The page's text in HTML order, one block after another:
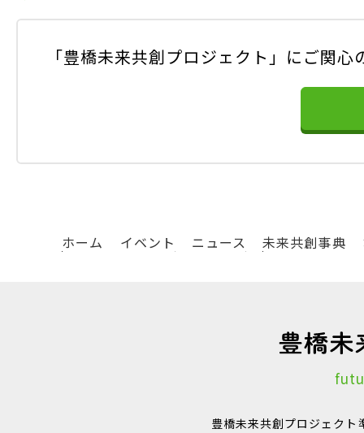
「豊橋未来共創プロジェクト」にご関心
ホーム イベント ニュース 未来共創事典
豊橋未来共創プロジェク